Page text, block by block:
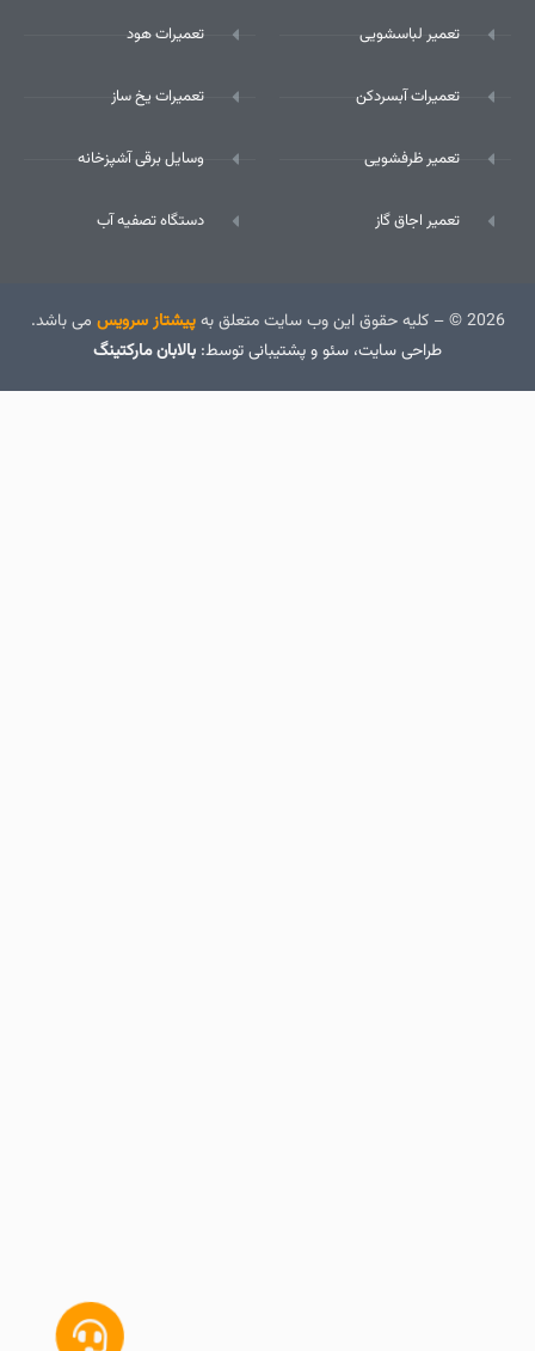
تعمیر لباسشویی
تعمیرات آبسردکن
تعمیر ظرفشویی
تعمیر اجاق گاز
تعمیرات هود
تعمیرات یخ ساز
وسایل برقی آشپزخانه
دستگاه تصفیه آب
2026 © – کلیه حقوق این وب سایت متعلق به پیشتاز سرویس می باشد.
طراحی سایت، سئو و پشتیبانی توسط: بالابان مارکتینگ